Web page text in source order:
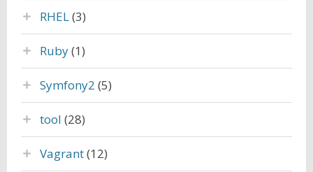
RHEL(3)
Ruby(1)
Symfony2 (5)
tool (28)
Vagrant(12)